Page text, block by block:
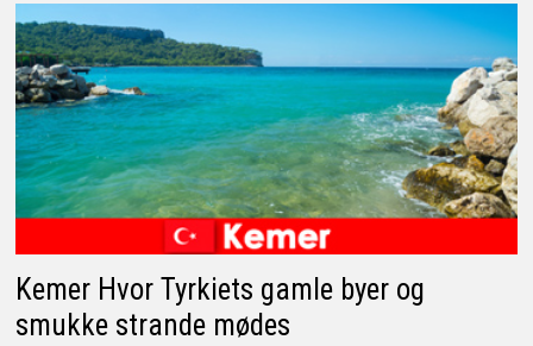
Kemer Hvor Tyrkiets gamle byer og
smukke strande mødes